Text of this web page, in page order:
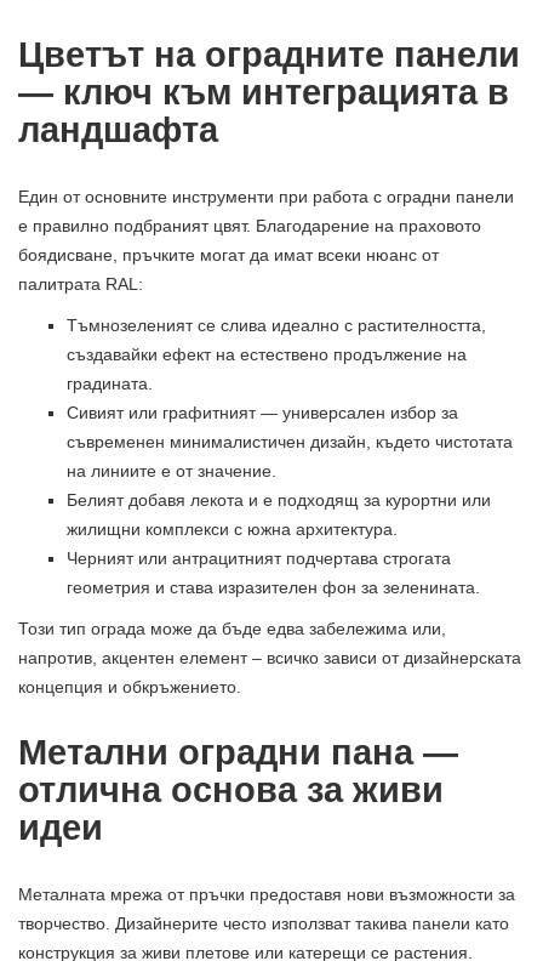
Цветът на оградните панели
— ключ към интеграцията в
ландшафта
Един от основните инструменти при работа с оградни панели
е правилно подбраният цвят. Благодарение на праховото
боядисване, пръчките могат да имат всеки нюанс от
палитрата RAL:
Тъмнозеленият се слива идеално с растителността,
създавайки ефект на естествено продължение на
градината.
Сивият или графитният — универсален избор за
съвременен минималистичен дизайн, където чистотата
на линиите е от значение.
Белият добавя лекота и е подходящ за курортни или
жилищни комплекси с южна архитектура.
Черният или антрацитният подчертава строгата
геометрия и става изразителен фон за зеленината.
Този тип ограда може да бъде едва забележима или,
напротив, акцентен елемент – всичко зависи от дизайнерската
концепция и обкръжението.
Метални оградни пана —
отлична основа за живи
идеи
Металната мрежа от пръчки предоставя нови възможности за
творчество. Дизайнерите често използват такива панели като
конструкция за живи плетове или катерещи се растения.